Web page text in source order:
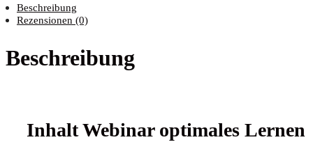
Beschreibung
Rezensionen (0)
Beschreibung
Inhalt Web­i­nar opti­ma­les Lernen